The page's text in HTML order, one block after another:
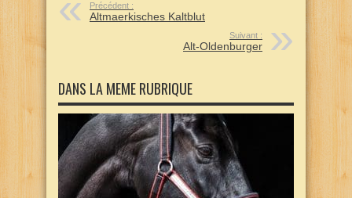
Précédent :
Altmaerkisches Kaltblut
Suivant :
Alt-Oldenburger
DANS LA MEME RUBRIQUE